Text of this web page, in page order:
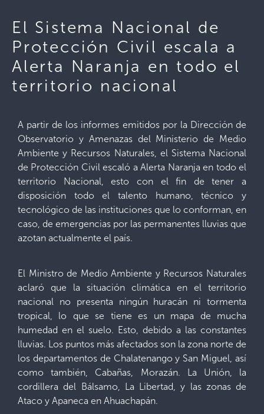
El Sistema Nacional de
Protección Civil escala a
Alerta Naranja en todo el
territorio nacional
A partir de los informes emitidos por la Dirección de
Observatorio y Amenazas del Ministerio de Medio
Ambiente y Recursos Naturales, el Sistema Nacional
de Protección Civil escaló a Alerta Naranja en todo el
territorio Nacional, esto con el fin de tener a
disposición todo el talento humano, técnico y
tecnológico de las instituciones que lo conforman, en
caso, de emergencias por las permanentes lluvias que
azotan actualmente el país.
El Ministro de Medio Ambiente y Recursos Naturales
aclaró que la situación climática en el territorio
nacional no presenta ningún huracán ni tormenta
tropical, lo que se tiene es un mapa de mucha
humedad en el suelo. Esto, debido a las constantes
lluvias. Los puntos más afectados son la zona norte de
los departamentos de Chalatenango y San Miguel, así
como también, Cabañas, Morazán. La Unión, la
cordillera del Bálsamo, La Libertad, y las zonas de
Ataco y Apaneca en Ahuachapán.